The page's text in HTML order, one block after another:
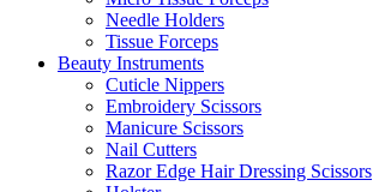
Needle Holders
Tissue Forceps
Beauty Instruments
Cuticle Nippers
Embroidery Scissors
Manicure Scissors
Nail Cutters
Razor Edge Hair Dressing Scissors